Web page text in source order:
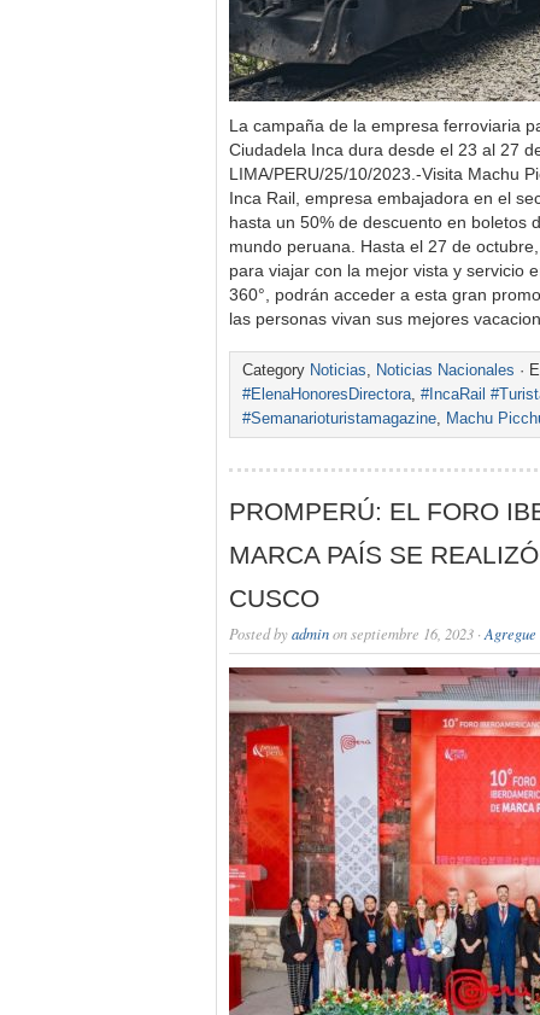
La campaña de la empresa ferroviaria
Ciudadela Inca dura desde el 23 al 27
LIMA/PERU/25/10/2023.-Visita Machu
Inca Rail, empresa embajadora en el
hasta un 50% de descuento en boletos
mundo peruana. Hasta el 27 de
para viajar con la mejor vista y servicio
360°, podrán acceder a esta gran
las personas vivan sus mejores
Category Noticias, Noticias Nacionales ·
#ElenaHonoresDirectora, #IncaRail
#Semanarioturistamagazine, Machu
PROMPERÚ: EL FORO
MARCA PAÍS SE
CUSCO
Posted byadminon septiembre 16, 2023 ·